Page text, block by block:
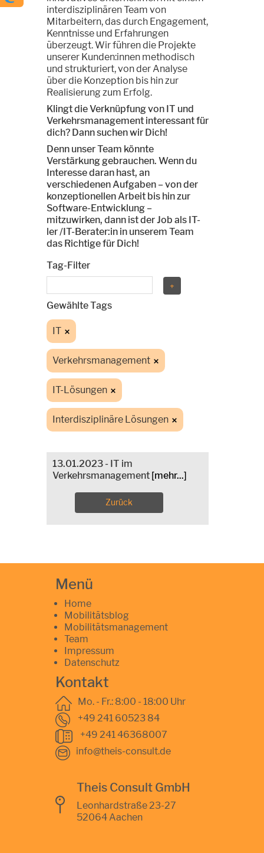
interdisziplinären Team von
Mitarbeitern, das durch Engagement,
Kenntnisse und Erfahrungen
überzeugt. Wir führen die Projekte
unserer Kunden:innen methodisch
und strukturiert, von der Analyse
über die Konzeption bis hin zur
Realisierung zum Erfolg.
Klingt die Verknüpfung von IT und
Verkehrsmanagement interessant für
dich? Dann suchen wir Dich!
Denn unser Team könnte
Verstärkung gebrauchen. Wenn du
Interesse daran hast, an
verschiedenen Aufgaben – von der
konzeptionellen Arbeit bis hin zur
Software-Entwicklung –
mitzuwirken, dann ist der Job als IT-
ler /IT-Berater:in in unserem Team
das Richtige für Dich!
Tag-Filter
Gewählte Tags
IT
Verkehrsmanagement
IT-Lösungen
Interdisziplinäre Lösungen
13.01.2023 - IT im
Verkehrsmanagement [mehr...]
Zurück
Menü
Home
Mobilitätsblog
Mobilitätsmanagement
Team
Impressum
Datenschutz
Kontakt
Mo. - Fr.: 8:00 - 18:00 Uhr
+49 241 60523 84
+49 241 46368007
info@theis-consult.de
Theis Consult GmbH
Leonhardstraße 23-27
52064 Aachen